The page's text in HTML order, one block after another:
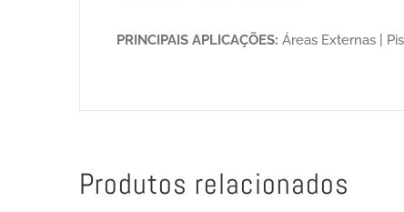
PRINCIPAIS APLICAÇÕES: Áreas Externas |
Produtos relacionados